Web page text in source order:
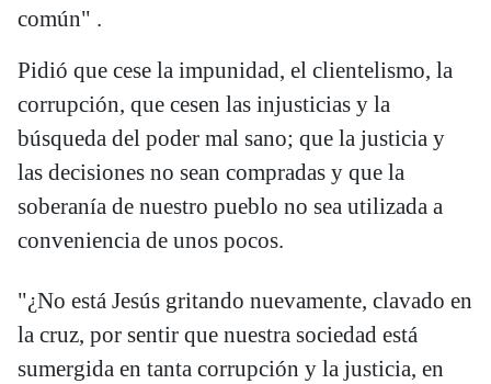
común" .
Pidió que cese la impunidad, el clientelismo, la
corrupción, que cesen las injusticias y la
búsqueda del poder mal sano; que la justicia y
las decisiones no sean compradas y que la
soberanía de nuestro pueblo no sea utilizada a
conveniencia de unos pocos.
"¿No está Jesús gritando nuevamente, clavado en
la cruz, por sentir que nuestra sociedad está
sumergida en tanta corrupción y la justicia, en